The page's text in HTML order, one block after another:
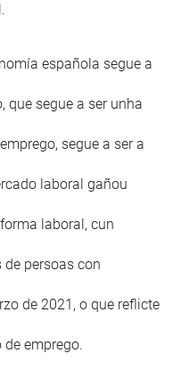
española segue a
que segue a ser unha
segue a ser a
laboral gañou
laboral, cun
persoas con
de 2021, o que reflicte
emprego.